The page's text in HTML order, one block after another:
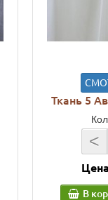
Ткань 5
<
В